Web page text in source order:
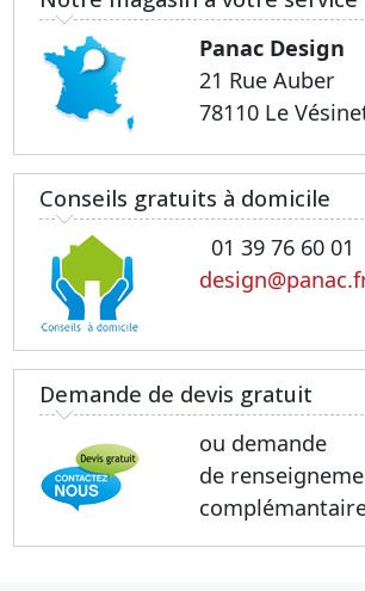
Panac Design
21 Rue Auber
78110 Le
Conseils gratuits à domicile
01 39 76 60 01
Demande de devis gratuit
ou demande
de